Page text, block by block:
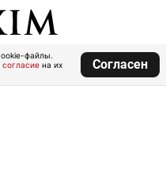
файлы.
согласие на их
Согласен